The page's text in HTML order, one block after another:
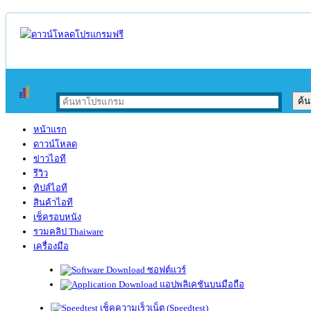
หน้าแรก
ดาวน์โหลด
ข่าวไอที
รีวิว
ทิปส์ไอที
สินค้าไอที
เช็ครอบหนัง
รวมคลิป Thaiware
เครื่องมือ
ซอฟต์แวร์
แอปพลิเคชันบนมือถือ
เช็คความเร็วเน็ต (Speedtest)